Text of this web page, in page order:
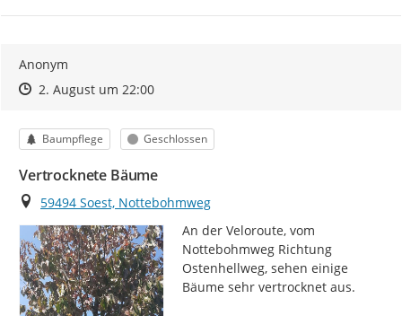
Anonym
Zeitpunkt des Erstellens
Zeitpunkt des Erstellens
2. August um 22:00Zur Äußerung
Kategorie
Baumpflege Status
Geschlossen
Vertrocknete Bäume
Ort
59494 Soest, Nottebohmweg
An der Veloroute, vom
Nottebohmweg Richtung
Ostenhellweg, sehen einige
Bäume sehr vertrocknet aus.